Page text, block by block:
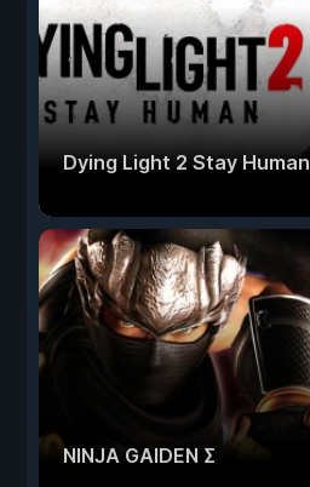
Dying Light 2 Stay Human
NINJA GAIDEN Σ